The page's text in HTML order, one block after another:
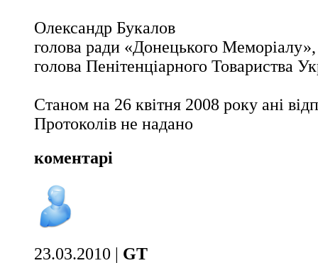
Олександр Букалов
голова ради «Донецького Меморіалу»,
голова Пенітенціарного Товариства
Станом на 26 квітня 2008 року ані
Протоколів не надано
коментарі
23.03.2010 | GT